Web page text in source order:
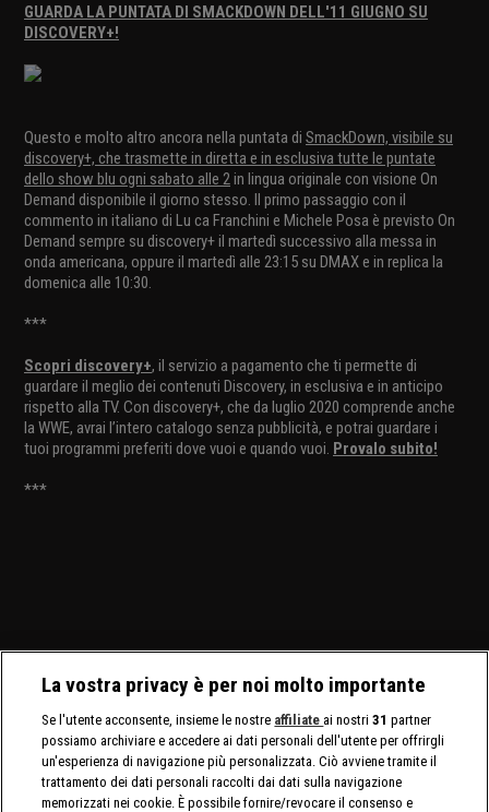
GUARDA LA PUNTATA DI SMACKDOWN DELL'11 GIUGNO SU
DISCOVERY+!
Questo e molto altro ancora nella puntata di SmackDown, visibile su
discovery+, che trasmette in diretta e in esclusiva tutte le puntate
dello show blu ogni sabato alle 2in lingua originale con visione On
Demand disponibile il giorno stesso. Il primo passaggio con il
commento in italiano di Lu ca Franchini e Michele Posa è previsto On
Demand sempre su discovery+ il martedì successivo alla messa in
onda americana, oppure il martedì alle 23:15 su DMAX e in replica la
domenica alle 10:30.
***
Scopri discovery+, il servizio a pagamento che ti permette di
guardare il meglio dei contenuti Discovery, in esclusiva e in anticipo
rispetto alla TV. Con discovery+, che da luglio 2020 comprende anche
la WWE, avrai l’intero catalogo senza pubblicità, e potrai guardare i
tuoi programmi preferiti dove vuoi e quando vuoi. Provalo subito!
***
La vostra privacy è per noi molto importante
Se l'utente acconsente, insieme le nostre affiliate ai nostri31 partner
possiamo archiviare e accedere ai dati personali dell'utente per offrirgli
un'esperienza di navigazione più personalizzata. Ciò avviene tramite il
trattamento dei dati personali raccolti dai dati sulla navigazione
memorizzati nei cookie. È possibile fornire/revocare il consenso e